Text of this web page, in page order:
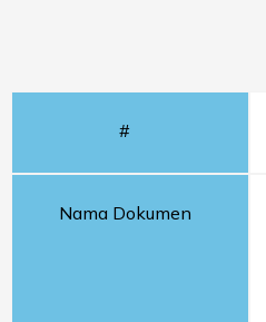
#
Nama Dokumen